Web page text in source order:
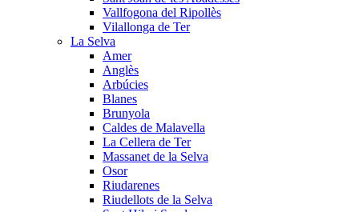
Vallfogona del Ripollès
Vilallonga de Ter
La Selva
Amer
Anglès
Arbúcies
Blanes
Brunyola
Caldes de Malavella
La Cellera de Ter
Massanet de la Selva
Osor
Riudarenes
Riudellots de la Selva